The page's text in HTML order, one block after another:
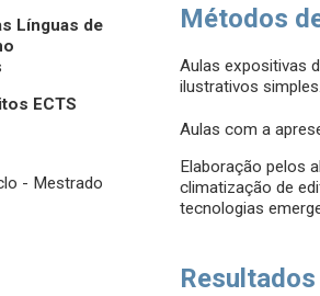
Línguas de
ECTS
- Mestrado
Métodos
Aulas expositivas
ilustrativos simples.
Aulas com a
Elaboração pelos
climatização de
tecnologias